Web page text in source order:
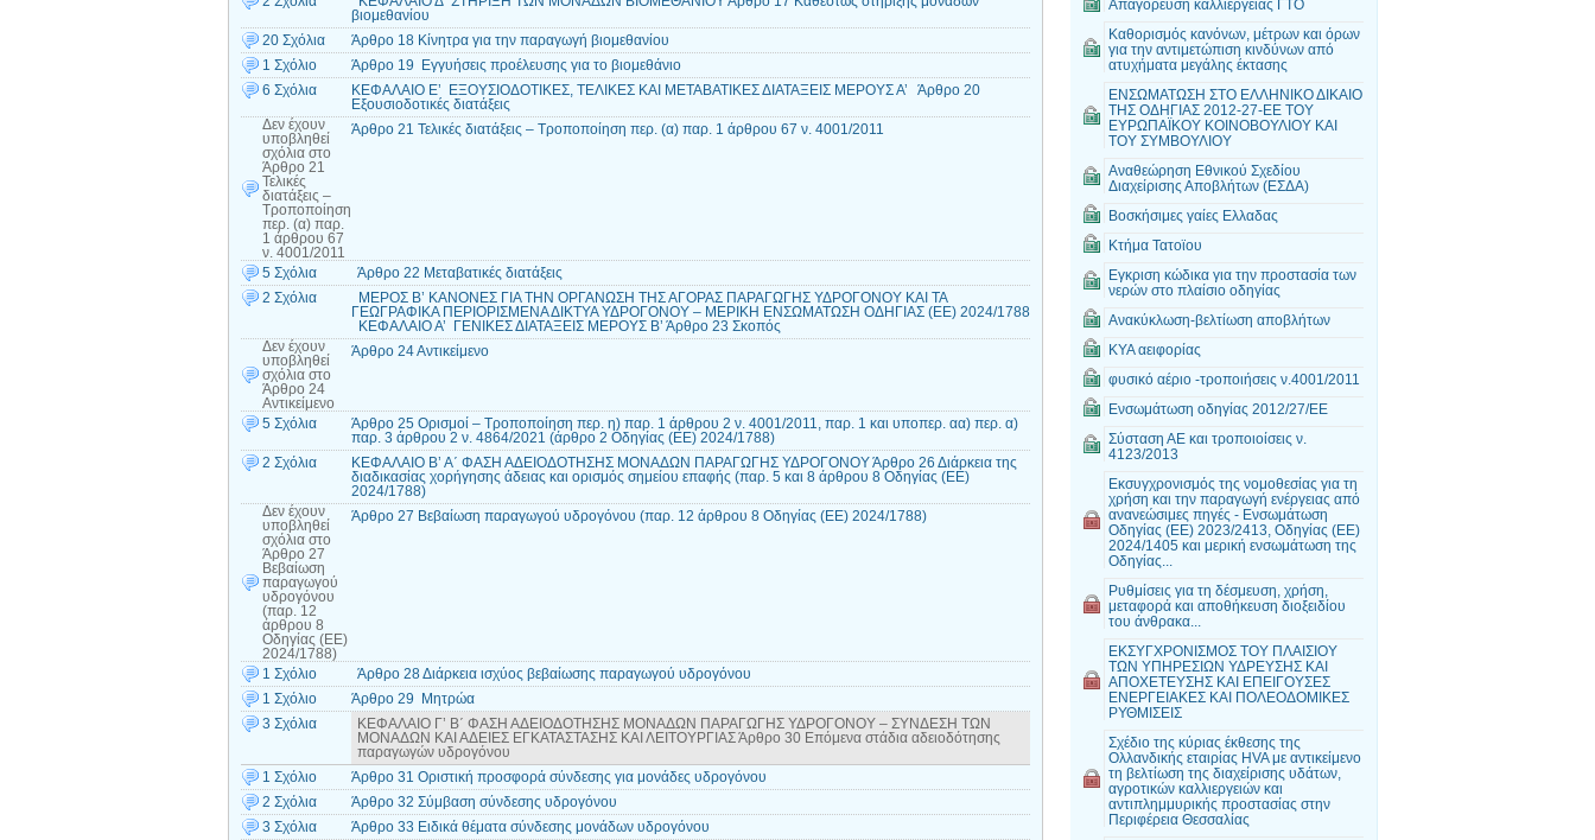
βιομεθανίου
20 Σχόλια
Άρθρο 18 Κίνητρα για την παραγωγή βιομεθανίου
1 Σχόλιο
Άρθρο 19 Εγγυήσεις προέλευσης για το βιομεθάνιο
6 Σχόλια
ΚΕΦΑΛΑΙΟ Ε’ ΕΞΟΥΣΙΟΔΟΤΙΚΕΣ, ΤΕΛΙΚΕΣ ΚΑΙ ΜΕΤΑΒΑΤΙΚΕΣ ΔΙΑΤΑΞΕΙΣ ΜΕΡΟΥΣ Α’ Άρθρο 20
Εξουσιοδοτικές διατάξεις
Δεν έχουν
υποβληθεί
σχόλια στο
Άρθρο 21
Τελικές
διατάξεις –
Τροποποίηση
περ. (α) παρ.
1 άρθρου 67
ν. 4001/2011
Άρθρο 21 Τελικές διατάξεις – Τροποποίηση περ. (α) παρ. 1 άρθρου 67 ν. 4001/2011
5 Σχόλια
Άρθρο 22 Μεταβατικές διατάξεις
2 Σχόλια
ΜΕΡΟΣ Β’ ΚΑΝΟΝΕΣ ΓΙΑ ΤΗΝ ΟΡΓΑΝΩΣΗ ΤΗΣ ΑΓΟΡΑΣ ΠΑΡΑΓΩΓΗΣ ΥΔΡΟΓΟΝΟΥ ΚΑΙ ΤΑ
ΓΕΩΓΡΑΦΙΚΑ ΠΕΡΙΟΡΙΣΜΕΝΑ ΔΙΚΤΥΑ ΥΔΡΟΓΟΝΟΥ – ΜΕΡΙΚΗ ΕΝΣΩΜΑΤΩΣΗ ΟΔΗΓΙΑΣ (ΕΕ) 2024/1788
ΚΕΦΑΛΑΙΟ Α’ ΓΕΝΙΚΕΣ ΔΙΑΤΑΞΕΙΣ ΜΕΡΟΥΣ Β’ Άρθρο 23 Σκοπός
Δεν έχουν
υποβληθεί
σχόλια στο
Άρθρο 24
Αντικείμενο
Άρθρο 24 Αντικείμενο
5 Σχόλια
Άρθρο 25 Ορισμοί – Τροποποίηση περ. η) παρ. 1 άρθρου 2 ν. 4001/2011, παρ. 1 και υποπερ. αα) περ. α)
παρ. 3 άρθρου 2 ν. 4864/2021 (άρθρο 2 Οδηγίας (ΕΕ) 2024/1788)
2 Σχόλια
ΚΕΦΑΛΑΙΟ Β’ Α΄ ΦΑΣΗ ΑΔΕΙΟΔΟΤΗΣΗΣ ΜΟΝΑΔΩΝ ΠΑΡΑΓΩΓΗΣ ΥΔΡΟΓΟΝΟΥ Άρθρο 26 Διάρκεια της
διαδικασίας χορήγησης άδειας και ορισμός σημείου επαφής (παρ. 5 και 8 άρθρου 8 Οδηγίας (ΕΕ)
2024/1788)
Δεν έχουν
υποβληθεί
σχόλια στο
Άρθρο 27
Βεβαίωση
παραγωγού
υδρογόνου
(παρ. 12
άρθρου 8
Οδηγίας (ΕΕ)
2024/1788)
Άρθρο 27 Βεβαίωση παραγωγού υδρογόνου (παρ. 12 άρθρου 8 Οδηγίας (ΕΕ) 2024/1788)
1 Σχόλιο
Άρθρο 28 Διάρκεια ισχύος βεβαίωσης παραγωγού υδρογόνου
1 Σχόλιο
Άρθρο 29 Μητρώα
3 Σχόλια
ΚΕΦΑΛΑΙΟ Γ’ Β΄ ΦΑΣΗ ΑΔΕΙΟΔΟΤΗΣΗΣ ΜΟΝΑΔΩΝ ΠΑΡΑΓΩΓΗΣ ΥΔΡΟΓΟΝΟΥ – ΣΥΝΔΕΣΗ ΤΩΝ
ΜΟΝΑΔΩΝ ΚΑΙ ΑΔΕΙΕΣ ΕΓΚΑΤΑΣΤΑΣΗΣ ΚΑΙ ΛΕΙΤΟΥΡΓΙΑΣ Άρθρο 30 Επόμενα στάδια αδειοδότησης
παραγωγών υδρογόνου
1 Σχόλιο
Άρθρο 31 Οριστική προσφορά σύνδεσης για μονάδες υδρογόνου
2 Σχόλια
Άρθρο 32 Σύμβαση σύνδεσης υδρογόνου
3 Σχόλια
Άρθρο 33 Ειδικά θέματα σύνδεσης μονάδων υδρογόνου
Απαγόρευση καλλιέργειας ΓΤΟ
Καθορισμός κανόνων, μέτρων και όρων
για την αντιμετώπιση κινδύνων από
ατυχήματα μεγάλης έκτασης
ΕΝΣΩΜΑΤΩΣΗ ΣΤΟ ΕΛΛΗΝΙΚΟ ΔΙΚΑΙΟ
ΤΗΣ ΟΔΗΓΙΑΣ 2012-27-ΕΕ ΤΟΥ
ΕΥΡΩΠΑΪΚΟΥ ΚΟΙΝΟΒΟΥΛΙΟΥ ΚΑΙ
ΤΟΥ ΣΥΜΒΟΥΛΙΟΥ
Αναθεώρηση Εθνικού Σχεδίου
Διαχείρισης Αποβλήτων (ΕΣΔΑ)
Βοσκήσιμες γαίες Ελλαδας
Κτήμα Τατοϊου
Εγκριση κώδικα για την προστασία των
νερών στο πλαίσιο οδηγίας
Ανακύκλωση-βελτίωση αποβλήτων
ΚΥΑ αειφορίας
φυσικό αέριο -τροποιήσεις ν.4001/2011
Ενσωμάτωση οδηγίας 2012/27/ΕΕ
Σύσταση ΑΕ και τροποιοίσεις ν.
4123/2013
Εκσυγχρονισμός της νομοθεσίας για τη
χρήση και την παραγωγή ενέργειας από
ανανεώσιμες πηγές - Ενσωμάτωση
Οδηγίας (ΕΕ) 2023/2413, Οδηγίας (ΕΕ)
2024/1405 και μερική ενσωμάτωση της
Οδηγίας...
Ρυθμίσεις για τη δέσμευση, χρήση,
μεταφορά και αποθήκευση διοξειδίου
του άνθρακα...
ΕΚΣΥΓΧΡΟΝΙΣΜΟΣ ΤΟΥ ΠΛΑΙΣΙΟΥ
ΤΩΝ ΥΠΗΡΕΣΙΩΝ ΥΔΡΕΥΣΗΣ ΚΑΙ
ΑΠΟΧΕΤΕΥΣΗΣ ΚΑΙ ΕΠΕΙΓΟΥΣΕΣ
ΕΝΕΡΓΕΙΑΚΕΣ ΚΑΙ ΠΟΛΕΟΔΟΜΙΚΕΣ
ΡΥΘΜΙΣΕΙΣ
Σχέδιο της κύριας έκθεσης της
Ολλανδικής εταιρίας HVA με αντικείμενο
τη βελτίωση της διαχείρισης υδάτων,
αγροτικών καλλιεργειών και
αντιπλημμυρικής προστασίας στην
Περιφέρεια Θεσσαλίας